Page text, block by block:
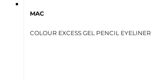
MAC
COLOUR EXCESS GEL PENCIL EYELINER